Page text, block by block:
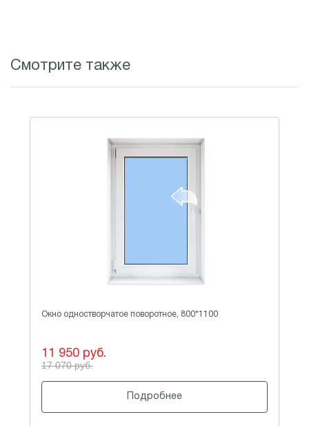
Смотрите также
Окно одностворчатое поворотное, 800*1100
11 950 руб.
17 070 руб.
Подробнее